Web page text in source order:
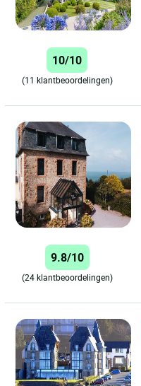
10/10
(11 klantbeoordelingen)
9.8/10
(24 klantbeoordelingen)